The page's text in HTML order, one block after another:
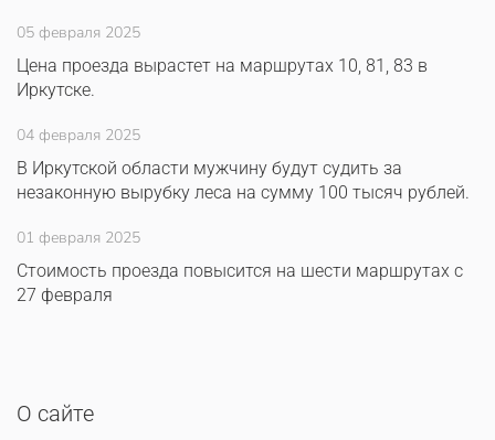
05 февраля 2025
Цена проезда вырастет на маршрутах 10, 81, 83 в
Иркутске.
04 февраля 2025
В Иркутской области мужчину будут судить за
незаконную вырубку леса на сумму 100 тысяч рублей.
01 февраля 2025
Стоимость проезда повысится на шести маршрутах с
27 февраля
О сайте